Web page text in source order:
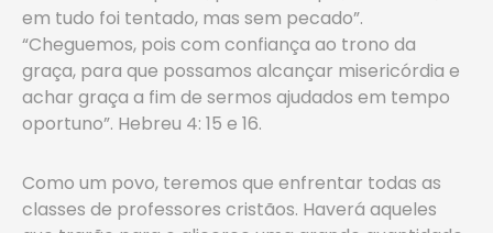
em tudo foi tentado, mas sem pecado”.
“Cheguemos, pois com confiança ao trono da
graça, para que possamos alcançar misericórdia e
achar graça a fim de sermos ajudados em tempo
oportuno”. Hebreu 4: 15 e 16.
Como um povo, teremos que enfrentar todas as
classes de professores cristãos. Haverá aqueles